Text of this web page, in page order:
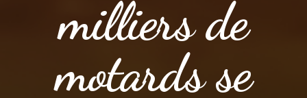
milliers de
motards se